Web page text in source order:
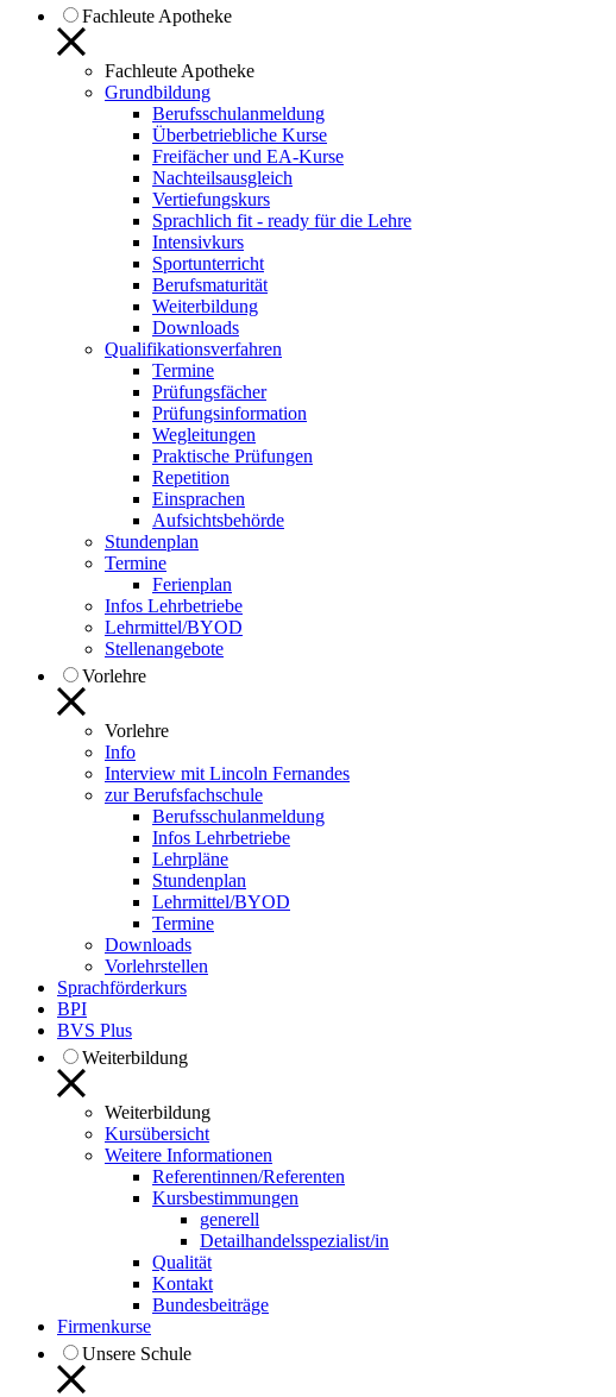
Fachleute Apotheke
Fachleute Apotheke
Grundbildung
Berufsschulanmeldung
Überbetriebliche Kurse
Freifächer und EA-Kurse
Nachteilsausgleich
Vertiefungskurs
Sprachlich fit - ready für die Lehre
Intensivkurs
Sportunterricht
Berufsmaturität
Weiterbildung
Downloads
Qualifikationsverfahren
Termine
Prüfungsfächer
Prüfungsinformation
Wegleitungen
Praktische Prüfungen
Repetition
Einsprachen
Aufsichtsbehörde
Stundenplan
Termine
Ferienplan
Infos Lehrbetriebe
Lehrmittel/BYOD
Stellenangebote
Vorlehre
Vorlehre
Info
Interview mit Lincoln Fernandes
zur Berufsfachschule
Berufsschulanmeldung
Infos Lehrbetriebe
Lehrpläne
Stundenplan
Lehrmittel/BYOD
Termine
Downloads
Vorlehrstellen
Sprachförderkurs
BPI
BVS Plus
Weiterbildung
Weiterbildung
Kursübersicht
Weitere Informationen
Referentinnen/Referenten
Kursbestimmungen
generell
Detailhandelsspezialist/in
Qualität
Kontakt
Bundesbeiträge
Firmenkurse
Unsere Schule